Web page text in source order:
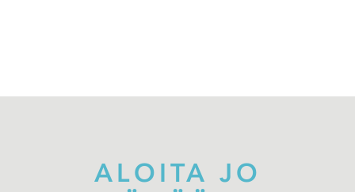
ALOITA JO